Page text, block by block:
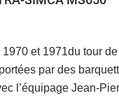
et 1971du tour de
par des
l’équipage Jean-